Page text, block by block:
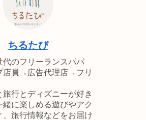
ちるたび
代のフリーランスパパ
店員→広告代理店→フリ
旅行とディズニーが好き
緒に楽しめる遊びやアク
、旅行情報などをお届け